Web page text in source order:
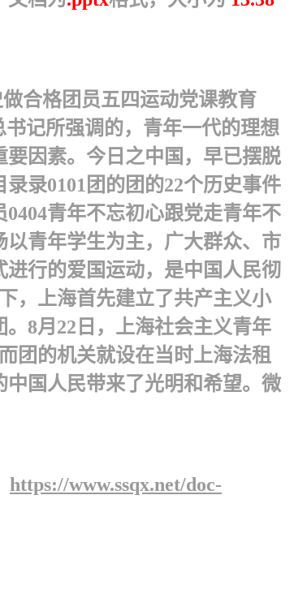
合格团员五四运动党课教育
记所强调的，青年一代的理想
因素。今日之中国，早已摆脱
录0101团的团的22个历史事件
青年不忘初心跟党走青年不
以青年学生为主，广大群众、市
行的爱国运动，是中国人民彻
，上海首先建立了共产主义小
8月22日，上海社会主义青年
团的机关就设在当时上海法租
国人民带来了光明和希望。微
https://www.ssqx.net/doc-